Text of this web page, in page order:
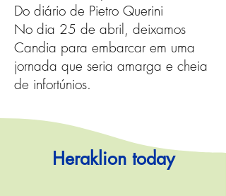
Do diário de Pietro Querini
No dia 25 de abril, deixamos
Candia para embarcar em uma
jornada que seria amarga e cheia
de infortúnios.
Heraklion today